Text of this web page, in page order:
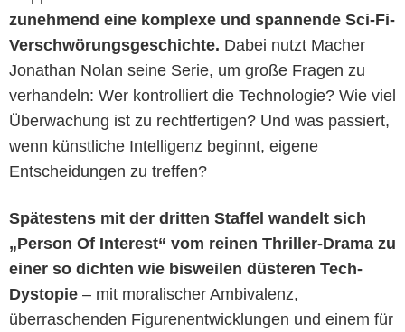
zunehmend eine komplexe und spannende Sci-Fi-
Verschwörungsgeschichte. Dabei nutzt Macher
Jonathan Nolan seine Serie, um große Fragen zu
verhandeln: Wer kontrolliert die Technologie? Wie viel
Überwachung ist zu rechtfertigen? Und was passiert,
wenn künstliche Intelligenz beginnt, eigene
Entscheidungen zu treffen?
Spätestens mit der dritten Staffel wandelt sich
„Person Of Interest“ vom reinen Thriller-Drama zu
einer so dichten wie bisweilen düsteren Tech-
Dystopie – mit moralischer Ambivalenz,
überraschenden Figurenentwicklungen und einem für